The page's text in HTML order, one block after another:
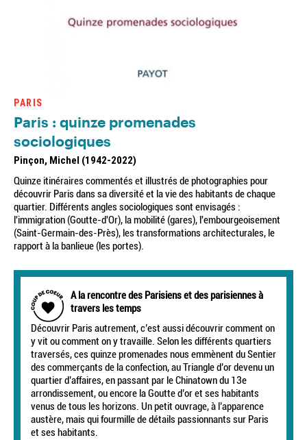
PARIS
Paris : quinze promenades
sociologiques
Pinçon, Michel (1942-2022)
Quinze itinéraires commentés et illustrés de photographies pour
découvrir Paris dans sa diversité et la vie des habitants de chaque
quartier. Différents angles sociologiques sont envisagés :
l'immigration (Goutte-d'Or), la mobilité (gares), l'embourgeoisement
(Saint-Germain-des-Près), les transformations architecturales, le
rapport à la banlieue (les portes).
A la rencontre des Parisiens et des parisiennes à
travers les temps
Découvrir Paris autrement, c’est aussi découvrir comment on
y vit ou comment on y travaille. Selon les différents quartiers
traversés, ces quinze promenades nous emmènent du Sentier
des commerçants de la confection, au Triangle d’or devenu un
quartier d’affaires, en passant par le Chinatown du 13e
arrondissement, ou encore la Goutte d’or et ses habitants
venus de tous les horizons. Un petit ouvrage, à l’apparence
austère, mais qui fourmille de détails passionnants sur Paris
et ses habitants.